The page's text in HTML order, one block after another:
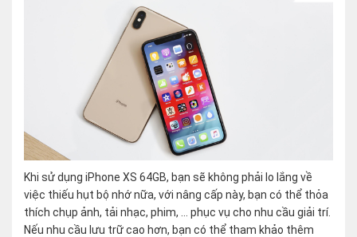
Khi sử dụng iPhone XS 64GB, bạn sẽ không phải lo lắng về
việc thiếu hụt bộ nhớ nữa, với nâng cấp này, bạn có thể thỏa
thích chụp ảnh, tải nhạc, phim, … phục vụ cho nhu cầu giải trí.
Nếu nhu cầu lưu trữ cao hơn, bạn có thể tham khảo thêm